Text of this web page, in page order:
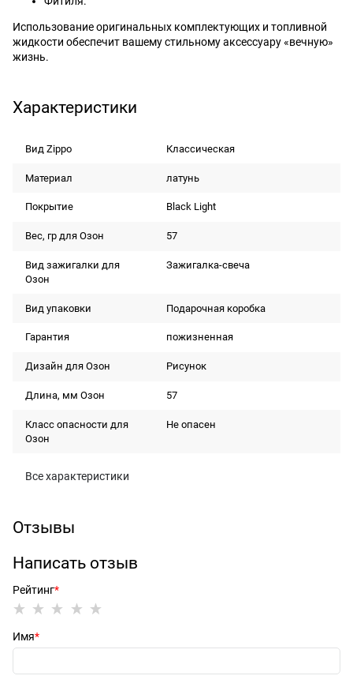
Использование оригинальных комплектующих и топливной
жидкости обеспечит вашему стильному аксессуару «вечную»
жизнь.
Характеристики
Вид Zippo Классическая
Материал латунь
Покрытие Black Light
Вес, гр для Озон 57
Вид зажигалки для
Озон
Зажигалка-свеча
Вид упаковки Подарочная коробка
Гарантия пожизненная
Дизайн для Озон Рисунок
Длина, мм Озон 57
Класс опасности для
Озон
Не опасен
Все характеристики
Отзывы
Написать отзыв
Рейтинг
Имя